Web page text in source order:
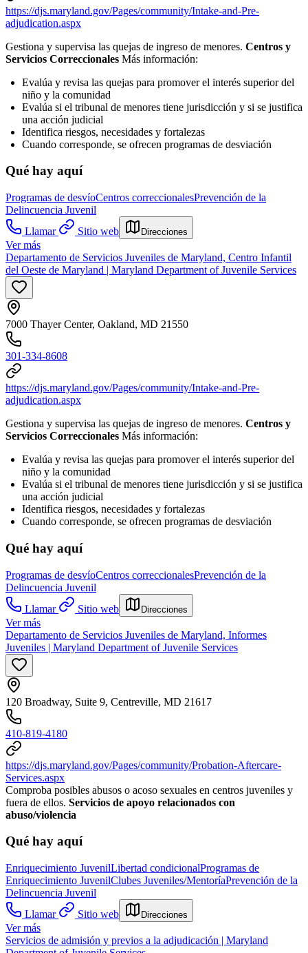
https://djs.maryland.gov/Pages/community/Intake-and-Pre-
adjudication.aspx
Gestiona y supervisa las quejas de ingreso de menores. Centros y
Servicios Correccionales Más información:
Evalúa y revisa las quejas para promover el interés superior del
niño y la comunidad
Evalúa si el tribunal de menores tiene jurisdicción y si se justifica
una acción judicial
Identifica riesgos, necesidades y fortalezas
Cuando corresponde, se ofrecen programas de desviación
Qué hay aquí
Programas de desvíoCentros correccionalesPrevención de la
Delincuencia Juvenil
Llamar
Sitio web Direcciones
Ver más
Departamento de Servicios Juveniles de Maryland, Centro Infantil
del Oeste de Maryland | Maryland Department of Juvenile Services
7000 Thayer Center, Oakland, MD 21550
301-334-8608
https://djs.maryland.gov/Pages/community/Intake-and-Pre-
adjudication.aspx
Gestiona y supervisa las quejas de ingreso de menores. Centros y
Servicios Correccionales Más información:
Evalúa y revisa las quejas para promover el interés superior del
niño y la comunidad
Evalúa si el tribunal de menores tiene jurisdicción y si se justifica
una acción judicial
Identifica riesgos, necesidades y fortalezas
Cuando corresponde, se ofrecen programas de desviación
Qué hay aquí
Programas de desvíoCentros correccionalesPrevención de la
Delincuencia Juvenil
Llamar
Sitio web Direcciones
Ver más
Departamento de Servicios Juveniles de Maryland, Informes
Juveniles | Maryland Department of Juvenile Services
120 Broadway, Suite 9, Centreville, MD 21617
410-819-4180
https://djs.maryland.gov/Pages/community/Probation-Aftercare-
Services.aspx
Comproba posibles abusos o acoso sexuales en centros juveniles y
fuera de ellos. Servicios de apoyo relacionados con
abuso/violencia
Qué hay aquí
Enriquecimiento JuvenilLibertad condicionalProgramas de
Enriquecimiento JuvenilClubes Juveniles/MentoríaPrevención de la
Delincuencia Juvenil
Llamar
Sitio web Direcciones
Ver más
Servicios de admisión y previos a la adjudicación | Maryland